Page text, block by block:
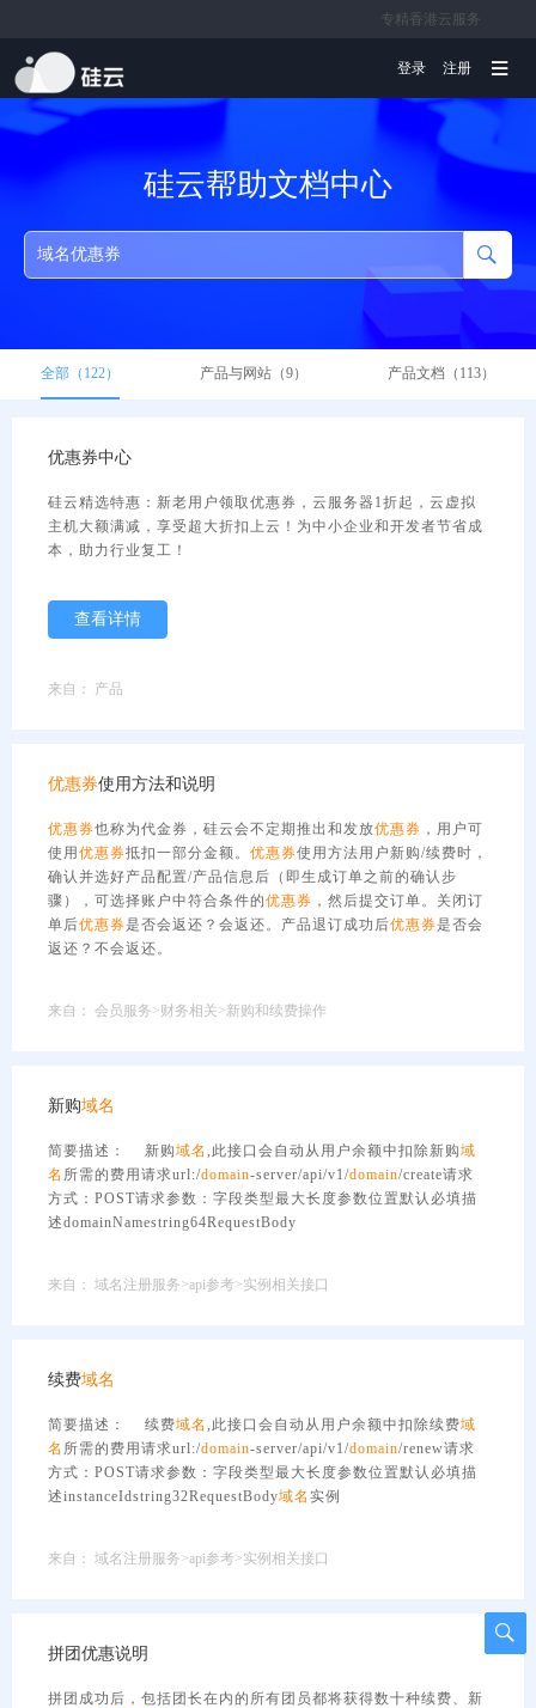
专精香港云服务
文档
登录 注册
硅云帮助文档中心
全部（122） 产品与网站（9） 产品文档（113）
优惠券中心
硅云精选特惠：新老用户领取优惠券 ，云服务器1折起，云虚拟
主机大额满减，享受超大折扣上云！为中小企业和开发者节省成
本，助力行业复工！
查看详情
来自： 产品
优惠券使用方法和说明
优惠券也称为代金券，硅云会不定期推出和发放优惠券 ，用户可
使用 优惠券抵扣一部分金额。 优惠券使用方法用户新购/续费时，
确认并选好产品配置/产品信息后（即生成订单之前的确认步
骤），可选择账户中符合条件的优惠券 ，然后提交订单。关闭订
单后优惠券是否会返还？会返还。产品退订成功后优惠券是否会
返还？不会返还。
来自： 会员服务>财务相关>新购和续费操作
新购域名
简要描述： 新购域名 ,此接口会自动从用户余额中扣除新购域
名 所需的费用请求url:/domain-server/api/v1/domain/create请求
方式：POST请求参数：字段类型最大长度参数位置默认必填描
述domainNamestring64RequestBody
来自： 域名注册服务>api参考>实例相关接口
续费域名
简要描述： 续费域名 ,此接口会自动从用户余额中扣除续费域
名 所需的费用请求url:/domain-server/api/v1/domain/renew请求
方式：POST请求参数：字段类型最大长度参数位置默认必填描
述instanceIdstring32RequestBody域名 实例
来自： 域名注册服务>api参考>实例相关接口
拼团优惠说明
拼团成功后，包括团长在内的所有团员都将获得数十种续费、新